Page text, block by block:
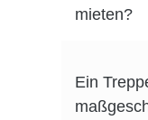
mieten?
Ein